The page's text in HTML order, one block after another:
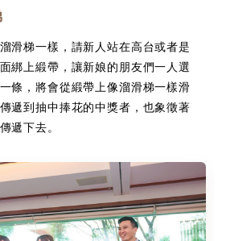
滑梯一樣，請新人站在高台或者是
綁上緞帶，讓新娘的朋友們一人選
條，將會從緞帶上像溜滑梯一樣滑
遞到抽中捧花的中獎者，也象徵著
遞下去。